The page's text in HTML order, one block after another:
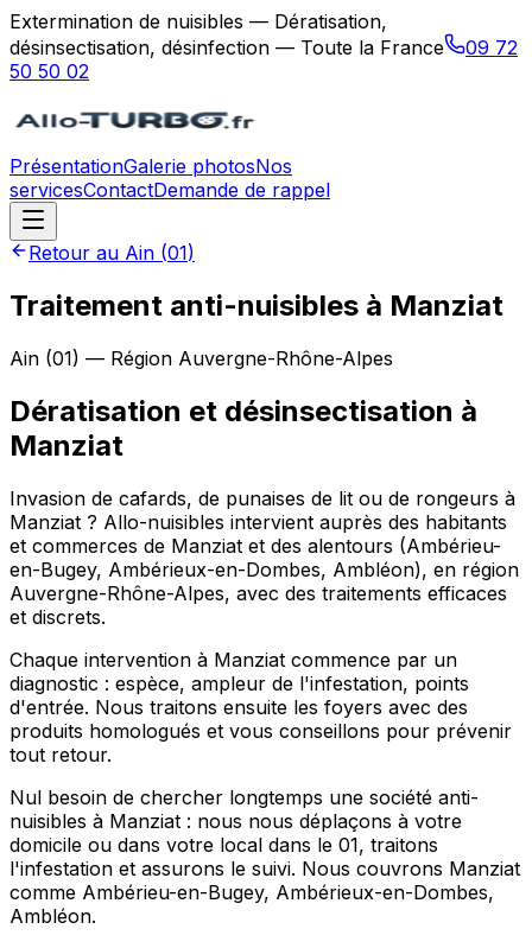
Extermination de nuisibles — Dératisation,
désinsectisation, désinfection — Toute la France
09 72
50 50 02
PrésentationGalerie photosNos
servicesContactDemande de rappel
Retour au Ain (01)
Traitement anti-nuisibles à Manziat
Ain (01) — Région Auvergne-Rhône-Alpes
Dératisation et désinsectisation à
Manziat
Invasion de cafards, de punaises de lit ou de rongeurs à
Manziat ? Allo-nuisibles intervient auprès des habitants
et commerces de Manziat et des alentours (Ambérieu-
en-Bugey, Ambérieux-en-Dombes, Ambléon), en région
Auvergne-Rhône-Alpes, avec des traitements efficaces
et discrets.
Chaque intervention à Manziat commence par un
diagnostic : espèce, ampleur de l'infestation, points
d'entrée. Nous traitons ensuite les foyers avec des
produits homologués et vous conseillons pour prévenir
tout retour.
Nul besoin de chercher longtemps une société anti-
nuisibles à Manziat : nous nous déplaçons à votre
domicile ou dans votre local dans le 01, traitons
l'infestation et assurons le suivi. Nous couvrons Manziat
comme Ambérieu-en-Bugey, Ambérieux-en-Dombes,
Ambléon.